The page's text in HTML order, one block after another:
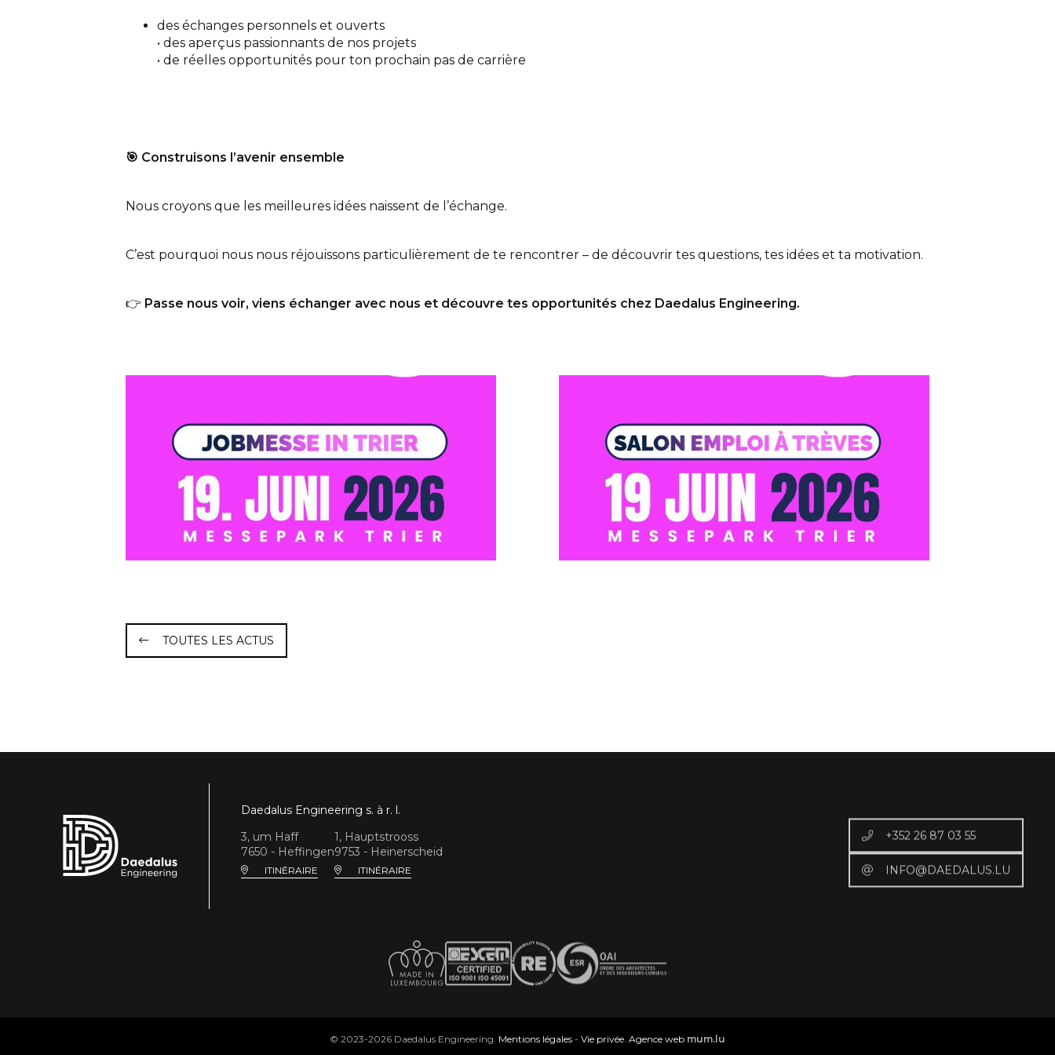
des échanges personnels et ouverts
• des aperçus passionnants de nos projets
• de réelles opportunités pour ton prochain pas de carrière
🎯 Construisons l’avenir ensemble
Nous croyons que les meilleures idées naissent de l’échange.
C’est pourquoi nous nous réjouissons particulièrement de te rencontrer – de découvrir tes questions, tes idées et ta motivation.
👉 Passe nous voir, viens échanger avec nous et découvre tes opportunités chez Daedalus Engineering.
TOUTES LES ACTUS
Daedalus Engineering s. à r. l.
3, um Haff
7650 - Heffingen
ITINÉRAIRE
1, Hauptstrooss
9753 - Heinerscheid
ITINÉRAIRE
+352 26 87 03 55
INFO@DAEDALUS.LU
© 2023-2026 Daedalus Engineering. Mentions légales - Vie privée. Agence web mum.lu